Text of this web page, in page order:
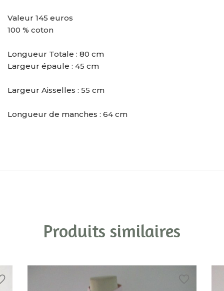
Valeur 145 euros
100 % coton
Longueur Totale : 80 cm
Largeur épaule : 45 cm
Largeur Aisselles : 55 cm
Longueur de manches : 64 cm
Produits similaires